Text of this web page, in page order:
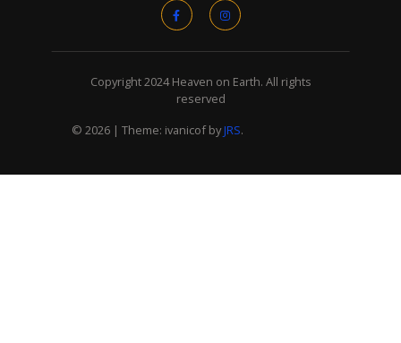
Copyright 2024 Heaven on Earth. All rights
reserved
© 2026 | Theme: ivanicof byJRS.